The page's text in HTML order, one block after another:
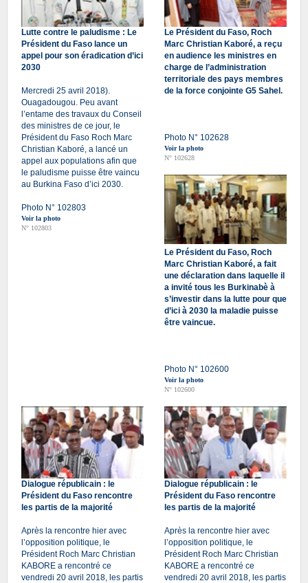
Lutte contre le paludisme : Le
Président du Faso lance un
appel pour son éradication d’ici
2030
Mercredi 25 avril 2018).
Ouagadougou. Peu avant
l’entame des travaux du Conseil
des ministres de ce jour, le
Président du Faso Roch Marc
Christian Kaboré, a lancé un
appel aux populations afin que
le paludisme puisse être vaincu
au Burkina Faso d’ici 2030.
Photo N° 102803
Voir la photo
N° 102803
Le Président du Faso, Roch
Marc Christian Kaboré, a reçu
en audience les ministres en
charge de l’administration
territoriale des pays membres
de la force conjointe G5 Sahel.
Photo N° 102628
Voir la photo
N° 102628
Le Président du Faso, Roch
Marc Christian Kaboré, a fait
une déclaration dans laquelle il
a invité tous les Burkinabè à
s’investir dans la lutte pour que
d’ici à 2030 la maladie puisse
être vaincue.
Photo N° 102600
Voir la photo
N° 102600
Dialogue républicain : le
Président du Faso rencontre
les partis de la majorité
Après la rencontre hier avec
l’opposition politique, le
Président Roch Marc Christian
KABORE a rencontré ce
vendredi 20 avril 2018, les partis
Dialogue républicain : le
Président du Faso rencontre
les partis de la majorité
Après la rencontre hier avec
l’opposition politique, le
Président Roch Marc Christian
KABORE a rencontré ce
vendredi 20 avril 2018, les partis